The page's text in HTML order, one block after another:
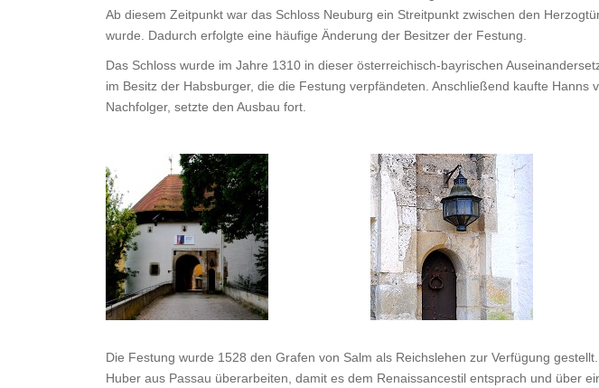
Ab diesem Zeitpunkt war das Schloss Neuburg ein Streitpunkt zwischen den
wurde. Dadurch erfolgte eine häufige Änderung der Besitzer der Festung.
Das Schloss wurde im Jahre 1310 in dieser österreichisch-bayrischen
im Besitz der Habsburger, die die Festung verpfändeten. Anschließend kaufte
Nachfolger, setzte den Ausbau fort.
Die Festung wurde 1528 den Grafen von Salm als Reichslehen zur Verfügung
Huber aus Passau überarbeiten, damit es dem Renaissancestil entsprach und über